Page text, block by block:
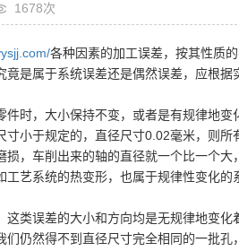
1678次
各种因素的加工误差，按其性质
是属于系统误差还是偶然误差，应根
件时，大小保持不变，或者是有规律地
寸小于规定的，直径尺寸0.02毫米，则
损，车削出来的轴的直径就一个比一个
艺系统的热变形，也属于规律性变化的
这类误差的大小和方向均是无规律地变
仍然得不到直径尺寸完全相同的一批